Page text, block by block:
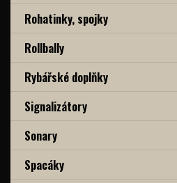
Rohatinky, spojky
Rollbally
Rybářské doplňky
Signalizátory
Sonary
Spacáky